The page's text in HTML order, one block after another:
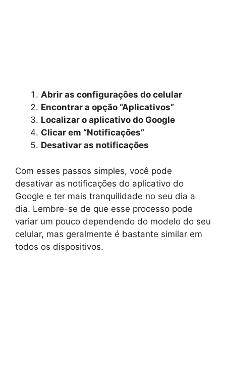
Abrir as configurações do celular
Encontrar a opção “Aplicativos”
Localizar o aplicativo do Google
Clicar em “Notificações”
Desativar as notificações
Com esses passos simples, você pode
desativar as notificações do aplicativo do
Google e ter mais tranquilidade no seu dia a
dia. Lembre-se de que esse processo pode
variar um pouco dependendo do modelo do seu
celular, mas geralmente é bastante similar em
todos os dispositivos.